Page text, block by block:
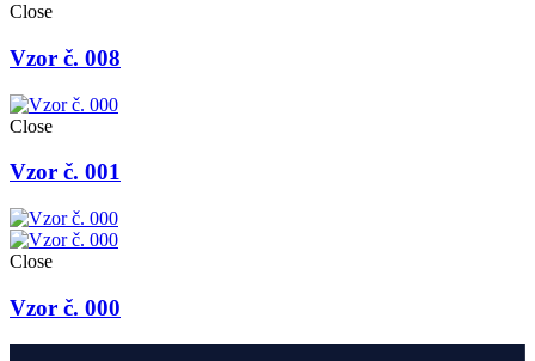
Close
Vzor č. 008
Close
Vzor č. 001
Close
Vzor č. 000